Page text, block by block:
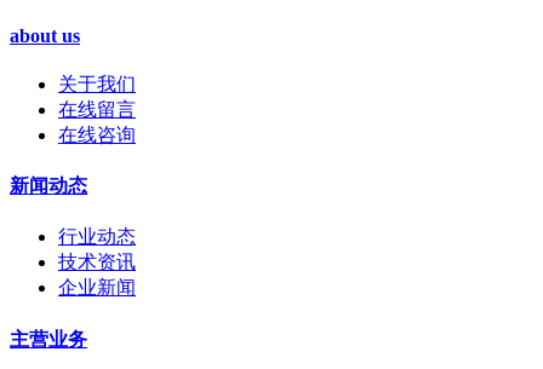
about us
关于我们
在线留言
在线咨询
新闻动态
行业动态
技术资讯
企业新闻
主营业务